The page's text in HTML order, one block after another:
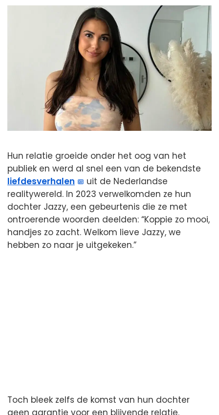
Hun relatie groeide onder het oog van het
publiek en werd al snel een van de bekendste
liefdesverhalen
uit de Nederlandse
realitywereld. In 2023 verwelkomden ze hun
dochter Jazzy, een gebeurtenis die ze met
ontroerende woorden deelden: “Koppie zo mooi,
handjes zo zacht. Welkom lieve Jazzy, we
hebben zo naar je uitgekeken.”
Toch bleek zelfs de komst van hun dochter
geen garantie voor een blijvende relatie.